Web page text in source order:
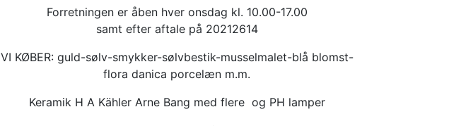
Forretningen er åben hver onsdag kl. 10.00-17.00
samt efter aftale på 20212614
VI KØBER: guld-sølv-smykker-sølvbestik-musselmalet-blå blomst-
flora danica porcelæn m.m.
Keramik H A Kähler Arne Bang med flere og PH lamper